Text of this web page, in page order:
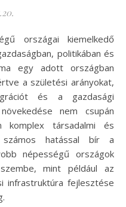
politikában és
egy adott országban
a születési arányokat,
és a gazdasági
nem csupán
komplex társadalmi és
számos hatással bír a
népességű országok
mint például az
infrastruktúra fejlesztése